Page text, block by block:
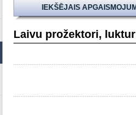
IEKŠĒJAIS
Laivu prožektori,